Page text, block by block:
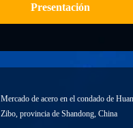
Presentación
Mercado de acero en el condado de
Zibo, provincia de Shandong, China